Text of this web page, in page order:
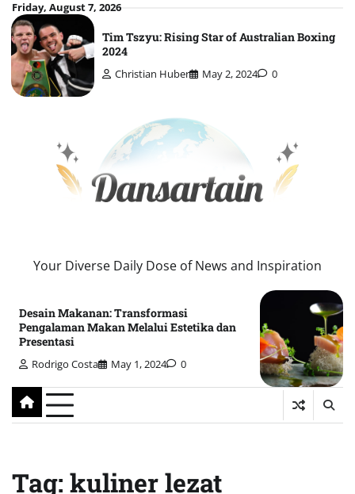
Skip
to
content
Friday, August 7, 2026
Tim Tszyu: Rising Star of Australian Boxing
2024
Christian Huber May 2, 2024 0
Your Diverse Daily Dose of News and Inspiration
Desain Makanan: Transformasi
Pengalaman Makan Melalui Estetika dan
Presentasi
Rodrigo Costa May 1, 2024 0
Tag: kuliner lezat